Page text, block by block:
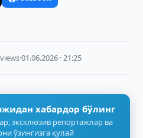
·01.06.2026 · 21:25
хабардор бўлинг
эксклюзив репортажлар ва
ўзингизга қулай